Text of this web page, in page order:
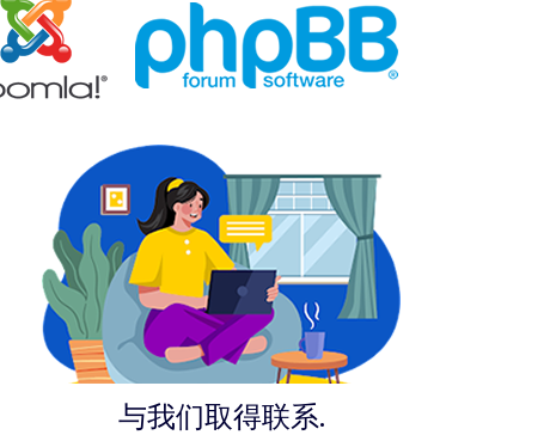
与我们取得联系.